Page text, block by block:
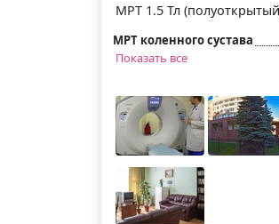
МРТ 1.5 Тл
МРТ коленного сустава
Показать все